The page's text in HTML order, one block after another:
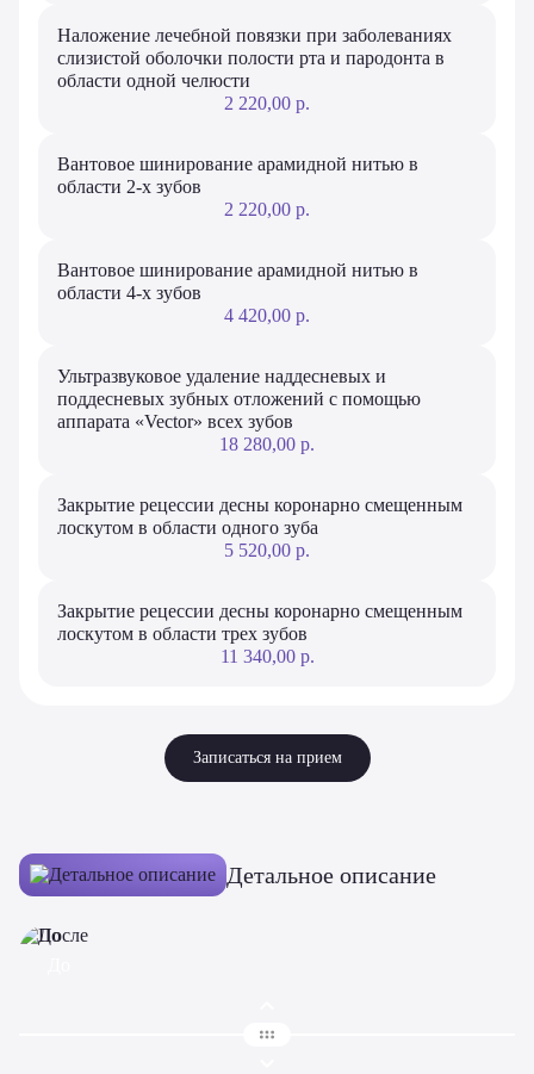
Наложение лечебной повязки при заболеваниях
слизистой оболочки полости рта и пародонта в
области одной челюсти
2 220,00 р.
Вантовое шинирование арамидной нитью в
области 2-х зубов
2 220,00 р.
Вантовое шинирование арамидной нитью в
области 4-х зубов
4 420,00 р.
Ультразвуковое удаление наддесневых и
поддесневых зубных отложений с помощью
аппарата «Vector» всех зубов
18 280,00 р.
Закрытие рецессии десны коронарно смещенным
лоскутом в области одного зуба
5 520,00 р.
Закрытие рецессии десны коронарно смещенным
лоскутом в области трех зубов
11 340,00 р.
Записаться на прием
Детальное описание